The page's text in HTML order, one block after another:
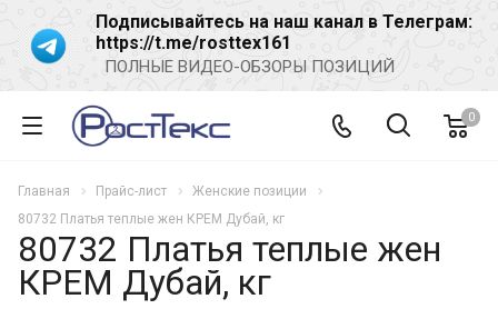
Подписывайтесь на наш канал в Телеграм:
https://t.me/rosttex161
ПОЛНЫЕ ВИДЕО-ОБЗОРЫ ПОЗИЦИЙ
0
Главная Прайс-лист
Женские позиции
80732 Платья теплые жен КРЕМ Дубай, кг
80732 Платья теплые жен
КРЕМ Дубай, кг